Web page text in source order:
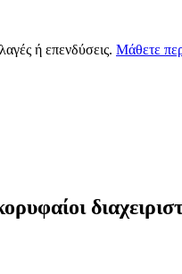
ή επενδύσεις. Μάθετε